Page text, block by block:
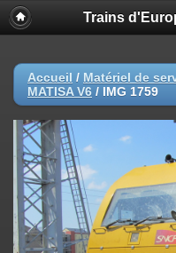
Trains
Accueil / Matériel de
MATISA V6 / IMG 1759